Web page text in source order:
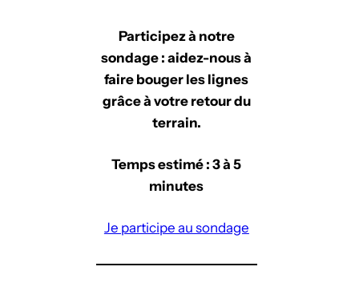
Participez à notre
sondage : aidez-nous à
faire bouger les lignes
grâce à votre retour du
terrain.
Temps estimé : 3 à 5
minutes
Je participe au sondage